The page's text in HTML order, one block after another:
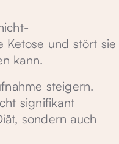
Ketose und stört sie
kann.
steigern.
signifikant
sondern auch